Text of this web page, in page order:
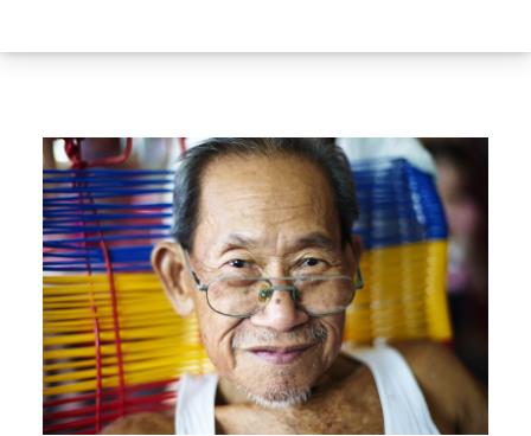
Accueil
Nous joindre
Loisirs et activités
Arts et culture
Arts, culture et divertissements
Histoire et Généalogie
Lecture, écriture et poésie